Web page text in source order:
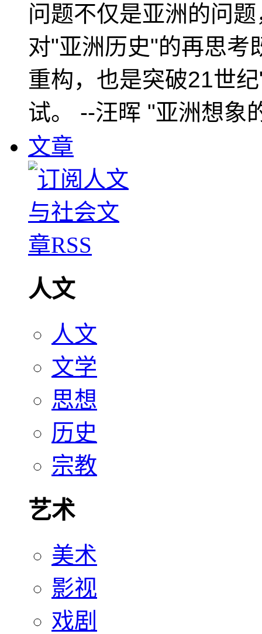
问题不仅是亚洲的问
对"亚洲历史"的再思考
重构，也是突破21世
试。 --汪晖 "亚洲想象
文章
人文
人文
文学
思想
历史
宗教
艺术
美术
影视
戏剧